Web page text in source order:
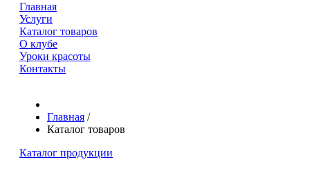
Главная
Услуги
Каталог товаров
О клубе
Уроки красоты
Контакты
Главная /
Каталог товаров
Каталог продукции